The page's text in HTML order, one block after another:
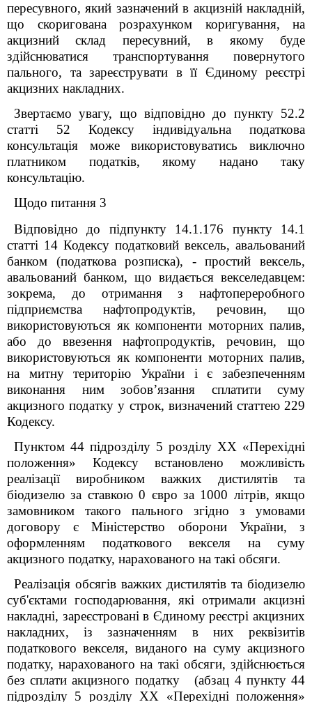
пересувного, який зазначений в акцизній накладній,
що скоригована розрахунком коригування, на
акцизний склад пересувний, в якому буде
здійснюватися транспортування повернутого
пального, та зареєструвати в її Єдиному реєстрі
акцизних накладних.
Звертаємо увагу, що відповідно до пункту 52.2
статті 52 Кодексу індивідуальна податкова
консультація може використовуватись виключно
платником податків, якому надано таку
консультацію.
Щодо питання 3
Відповідно до підпункту 14.1.176 пункту 14.1
статті 14 Кодексу податковий вексель, авальований
банком (податкова розписка), - простий вексель,
авальований банком, що видається векселедавцем:
зокрема, до отримання з нафтопереробного
підприємства нафтопродуктів, речовин, що
використовуються як компоненти моторних палив,
або до ввезення нафтопродуктів, речовин, що
використовуються як компоненти моторних палив,
на митну територію України і є забезпеченням
виконання ним зобов’язання сплатити суму
акцизного податку у строк, визначений статтею 229
Кодексу.
Пунктом 44 підрозділу 5 розділу ХХ «Перехідні
положення» Кодексу встановлено можливість
реалізації виробником важких дистилятів та
біодизелю за ставкою 0 євро за 1000 літрів, якщо
замовником такого пального згідно з умовами
договору є Міністерство оборони України, з
оформленням податкового векселя на суму
акцизного податку, нарахованого на такі обсяги.
Реалізація обсягів важких дистилятів та біодизелю
суб'єктами господарювання, які отримали акцизні
накладні, зареєстровані в Єдиному реєстрі акцизних
накладних, із зазначенням в них реквізитів
податкового векселя, виданого на суму акцизного
податку, нарахованого на такі обсяги, здійснюється
без сплати акцизного податку (абзац 4 пункту 44
підрозділу 5 розділу ХХ «Перехідні положення»